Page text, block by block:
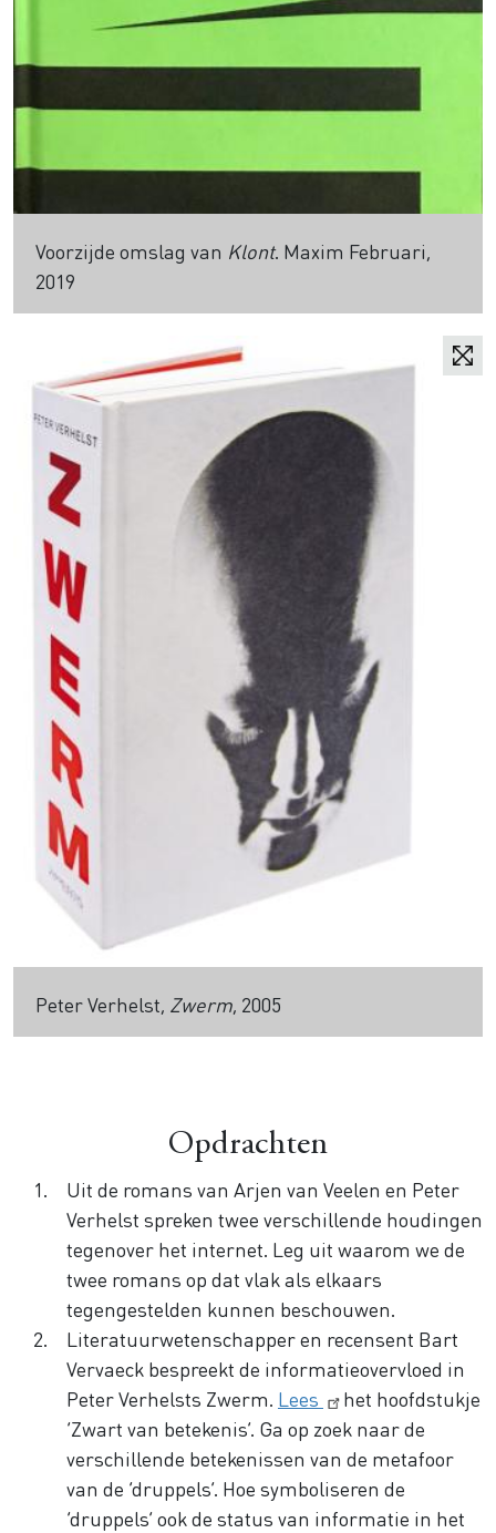
Voorzijde omslag van Klont. Maxim Februari,
2019
Peter Verhelst, Zwerm, 2005
Opdrachten
Uit de romans van Arjen van Veelen en Peter
Verhelst spreken twee verschillende houdingen
tegenover het internet. Leg uit waarom we de
twee romans op dat vlak als elkaars
tegengestelden kunnen beschouwen.
Literatuurwetenschapper en recensent Bart
Vervaeck bespreekt de informatieovervloed in
Peter Verhelsts Zwerm. Lees
het hoofdstukje
‘Zwart van betekenis’. Ga op zoek naar de
verschillende betekenissen van de metafoor
van de ‘druppels’. Hoe symboliseren de
‘druppels’ ook de status van informatie in het